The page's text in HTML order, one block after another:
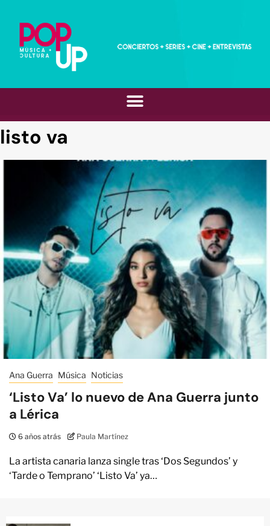
listo va
Ana Guerra Música Noticias
‘Listo Va’ lo nuevo de Ana Guerra junto
a Lérica
6 años atrás Paula Martínez
La artista canaria lanza single tras ‘Dos Segundos’ y
‘Tarde o Temprano’ ‘Listo Va’ ya…